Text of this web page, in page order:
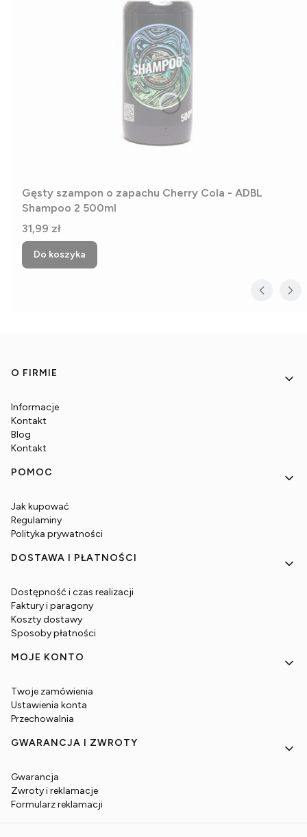
Gęsty szampon o zapachu Cherry Cola - ADBL
Shampoo 2 500ml
Cena
31,99 zł
Do koszyka
Linki w stopce
O FIRMIE
Informacje
Kontakt
Blog
Kontakt
POMOC
Jak kupować
Regulaminy
Polityka prywatności
DOSTAWA I PŁATNOŚCI
Dostępność i czas realizacji
Faktury i paragony
Koszty dostawy
Sposoby płatności
MOJE KONTO
Twoje zamówienia
Ustawienia konta
Przechowalnia
GWARANCJA I ZWROTY
Gwarancja
Zwroty i reklamacje
Formularz reklamacji